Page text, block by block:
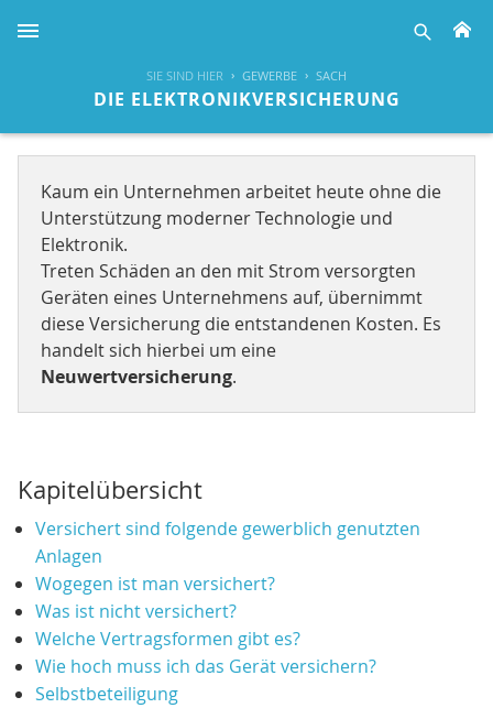
SIE SIND HIER GEWERBE SACH
DIE ELEKTRONIKVERSICHERUNG
Kaum ein Unternehmen arbeitet heute ohne die
Unterstützung moderner Technologie und
Elektronik.
Treten Schäden an den mit Strom versorgten
Geräten eines Unternehmens auf, übernimmt
diese Versicherung die entstandenen Kosten. Es
handelt sich hierbei um eine
Neuwertversicherung.
Kapitelübersicht
Versichert sind folgende gewerblich genutzten
Anlagen
Wogegen ist man versichert?
Was ist nicht versichert?
Welche Vertragsformen gibt es?
Wie hoch muss ich das Gerät versichern?
Selbstbeteiligung